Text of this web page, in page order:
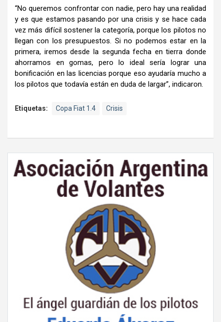
“No queremos confrontar con nadie, pero hay una realidad
y es que estamos pasando por una crisis y se hace cada
vez más difícil sostener la categoría, porque los pilotos no
llegan con los presupuestos. Si no podemos estar en la
primera, iremos desde la segunda fecha en tierra donde
ahorramos en gomas, pero lo ideal sería lograr una
bonificación en las licencias porque eso ayudaría mucho a
los pilotos que todavía están en duda de largar”, indicaron.
Etiquetas: Copa Fiat 1.4 Crisis